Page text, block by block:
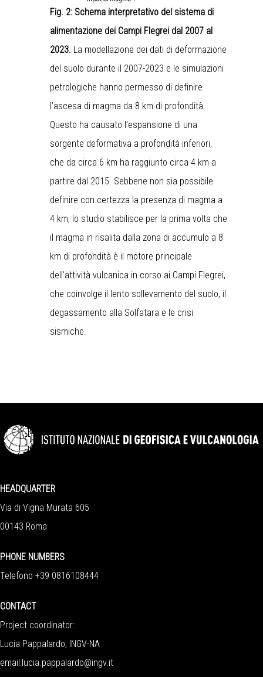
Fig. 2: Schema interpretativo del sistema di
alimentazione dei Campi Flegrei dal 2007 al
2023. La modellazione dei dati di deformazione
del suolo durante il 2007-2023 e le simulazioni
petrologiche hanno permesso di definire
l’ascesa di magma da 8 km di profondità.
Questo ha causato l’espansione di una
sorgente deformativa a profondità inferiori,
che da circa 6 km ha raggiunto circa 4 km a
partire dal 2015. Sebbene non sia possibile
definire con certezza la presenza di magma a
4 km, lo studio stabilisce per la prima volta che
il magma in risalita dalla zona di accumulo a 8
km di profondità è il motore principale
dell’attività vulcanica in corso ai Campi Flegrei,
che coinvolge il lento sollevamento del suolo, il
degassamento alla Solfatara e le crisi
sismiche.
HEADQUARTER
Via di Vigna Murata 605
00143 Roma
PHONE NUMBERS
Telefono +39 0816108444
CONTACT
Project coordinator:
Lucia Pappalardo, INGV-NA
email:lucia.pappalardo@ingv.it